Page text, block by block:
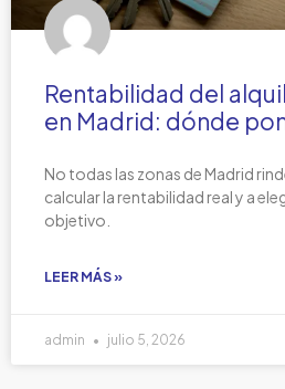
Rentabilidad del
en Madrid: dónde
No todas las zonas de Madrid
calcular la rentabilidad real y a
objetivo.
LEER MÁS »
admin julio 5, 2026